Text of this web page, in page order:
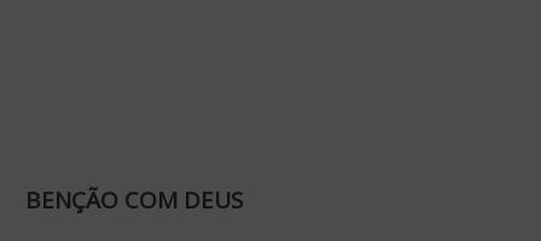
BENÇÃO COM DEUS